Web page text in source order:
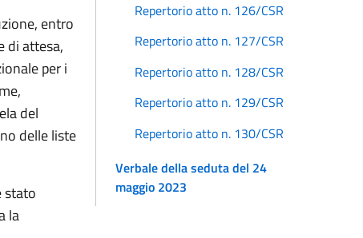
entro
di attesa,
per i
del
delle liste
stato
la
Repertorio atto n. 126/CSR
Repertorio atto n. 127/CSR
Repertorio atto n. 128/CSR
Repertorio atto n. 129/CSR
Repertorio atto n. 130/CSR
Verbale della seduta del 24
maggio 2023